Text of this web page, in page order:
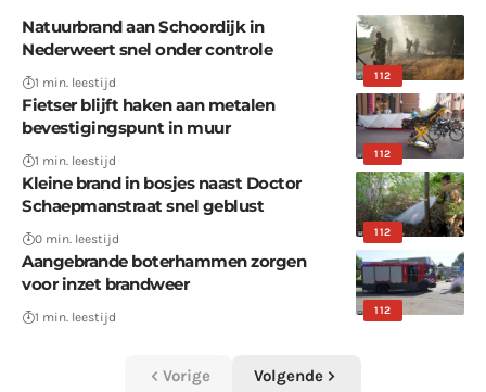
112
Natuurbrand aan Schoordijk in
Nederweert snel onder controle
1 min. leestijd
112
Fietser blijft haken aan metalen
bevestigingspunt in muur
1 min. leestijd
112
Kleine brand in bosjes naast Doctor
Schaepmanstraat snel geblust
0 min. leestijd
112
Aangebrande boterhammen zorgen
voor inzet brandweer
1 min. leestijd
Vorige Volgende